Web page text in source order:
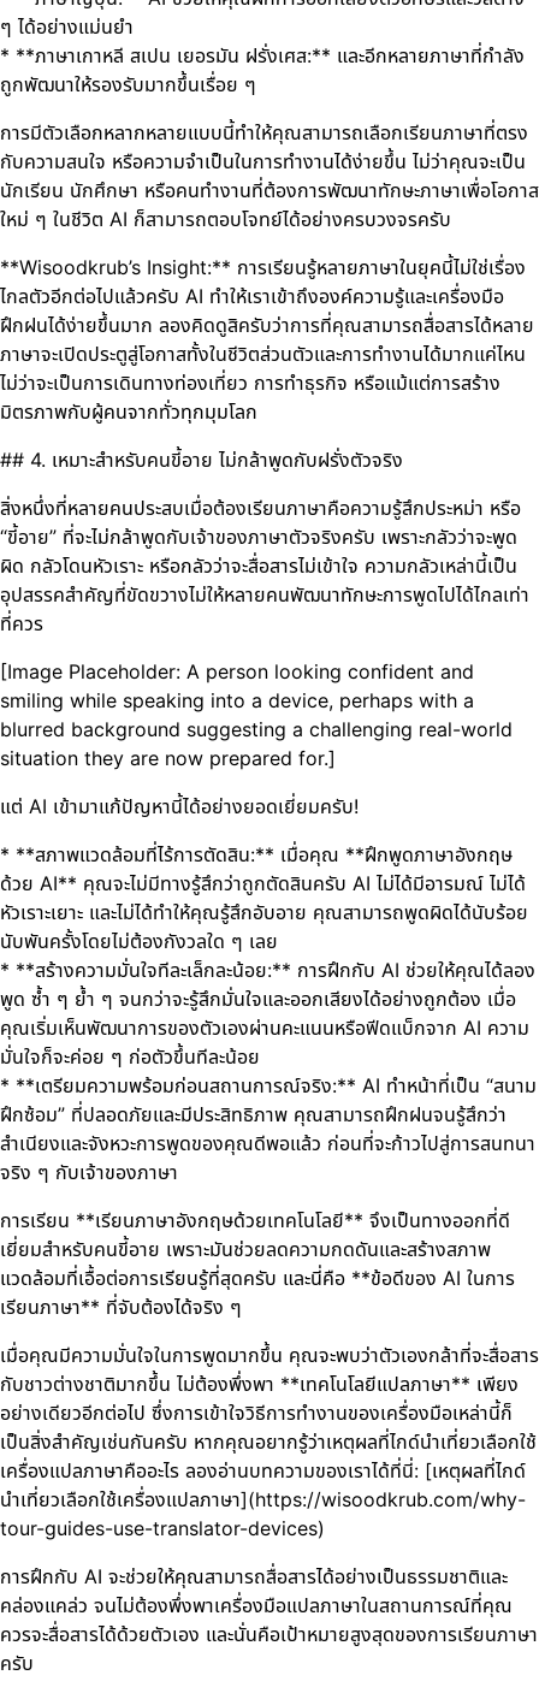
ๆ ได้อย่างแม่นยำ
* **ภาษาเกาหลี สเปน เยอรมัน ฝรั่งเศส:** และอีกหลายภาษาที่กำลัง
ถูกพัฒนาให้รองรับมากขึ้นเรื่อย ๆ
การมีตัวเลือกหลากหลายแบบนี้ทำให้คุณสามารถเลือกเรียนภาษาที่ตรง
กับความสนใจ หรือความจำเป็นในการทำงานได้ง่ายขึ้น ไม่ว่าคุณจะเป็น
นักเรียน นักศึกษา หรือคนทำงานที่ต้องการพัฒนาทักษะภาษาเพื่อโอกาส
ใหม่ ๆ ในชีวิต AI ก็สามารถตอบโจทย์ได้อย่างครบวงจรครับ
**Wisoodkrub’s Insight:** การเรียนรู้หลายภาษาในยุคนี้ไม่ใช่เรื่อง
ไกลตัวอีกต่อไปแล้วครับ AI ทำให้เราเข้าถึงองค์ความรู้และเครื่องมือ
ฝึกฝนได้ง่ายขึ้นมาก ลองคิดดูสิครับว่าการที่คุณสามารถสื่อสารได้หลาย
ภาษาจะเปิดประตูสู่โอกาสทั้งในชีวิตส่วนตัวและการทำงานได้มากแค่ไหน
ไม่ว่าจะเป็นการเดินทางท่องเที่ยว การทำธุรกิจ หรือแม้แต่การสร้าง
มิตรภาพกับผู้คนจากทั่วทุกมุมโลก
## 4. เหมาะสำหรับคนขี้อาย ไม่กล้าพูดกับฝรั่งตัวจริง
สิ่งหนึ่งที่หลายคนประสบเมื่อต้องเรียนภาษาคือความรู้สึกประหม่า หรือ
“ขี้อาย” ที่จะไม่กล้าพูดกับเจ้าของภาษาตัวจริงครับ เพราะกลัวว่าจะพูด
ผิด กลัวโดนหัวเราะ หรือกลัวว่าจะสื่อสารไม่เข้าใจ ความกลัวเหล่านี้เป็น
อุปสรรคสำคัญที่ขัดขวางไม่ให้หลายคนพัฒนาทักษะการพูดไปได้ไกลเท่า
ที่ควร
[Image Placeholder: A person looking confident and
smiling while speaking into a device, perhaps with a
blurred background suggesting a challenging real-world
situation they are now prepared for.]
แต่ AI เข้ามาแก้ปัญหานี้ได้อย่างยอดเยี่ยมครับ!
* **สภาพแวดล้อมที่ไร้การตัดสิน:** เมื่อคุณ **ฝึกพูดภาษาอังกฤษ
ด้วย AI** คุณจะไม่มีทางรู้สึกว่าถูกตัดสินครับ AI ไม่ได้มีอารมณ์ ไม่ได้
หัวเราะเยาะ และไม่ได้ทำให้คุณรู้สึกอับอาย คุณสามารถพูดผิดได้นับร้อย
นับพันครั้งโดยไม่ต้องกังวลใด ๆ เลย
* **สร้างความมั่นใจทีละเล็กละน้อย:** การฝึกกับ AI ช่วยให้คุณได้ลอง
พูด ซ้ำ ๆ ย้ำ ๆ จนกว่าจะรู้สึกมั่นใจและออกเสียงได้อย่างถูกต้อง เมื่อ
คุณเริ่มเห็นพัฒนาการของตัวเองผ่านคะแนนหรือฟีดแบ็กจาก AI ความ
มั่นใจก็จะค่อย ๆ ก่อตัวขึ้นทีละน้อย
* **เตรียมความพร้อมก่อนสถานการณ์จริง:** AI ทำหน้าที่เป็น “สนาม
ฝึกซ้อม” ที่ปลอดภัยและมีประสิทธิภาพ คุณสามารถฝึกฝนจนรู้สึกว่า
สำเนียงและจังหวะการพูดของคุณดีพอแล้ว ก่อนที่จะก้าวไปสู่การสนทนา
จริง ๆ กับเจ้าของภาษา
การเรียน **เรียนภาษาอังกฤษด้วยเทคโนโลยี** จึงเป็นทางออกที่ดี
เยี่ยมสำหรับคนขี้อาย เพราะมันช่วยลดความกดดันและสร้างสภาพ
แวดล้อมที่เอื้อต่อการเรียนรู้ที่สุดครับ และนี่คือ **ข้อดีของ AI ในการ
เรียนภาษา** ที่จับต้องได้จริง ๆ
เมื่อคุณมีความมั่นใจในการพูดมากขึ้น คุณจะพบว่าตัวเองกล้าที่จะสื่อสาร
กับชาวต่างชาติมากขึ้น ไม่ต้องพึ่งพา **เทคโนโลยีแปลภาษา** เพียง
อย่างเดียวอีกต่อไป ซึ่งการเข้าใจวิธีการทำงานของเครื่องมือเหล่านี้ก็
เป็นสิ่งสำคัญเช่นกันครับ หากคุณอยากรู้ว่าเหตุผลที่ไกด์นำเที่ยวเลือกใช้
เครื่องแปลภาษาคืออะไร ลองอ่านบทความของเราได้ที่นี่: [เหตุผลที่ไกด์
นำเที่ยวเลือกใช้เครื่องแปลภาษา](https://wisoodkrub.com/why-
tour-guides-use-translator-devices)
การฝึกกับ AI จะช่วยให้คุณสามารถสื่อสารได้อย่างเป็นธรรมชาติและ
คล่องแคล่ว จนไม่ต้องพึ่งพาเครื่องมือแปลภาษาในสถานการณ์ที่คุณ
ควรจะสื่อสารได้ด้วยตัวเอง และนั่นคือเป้าหมายสูงสุดของการเรียนภาษา
ครับ